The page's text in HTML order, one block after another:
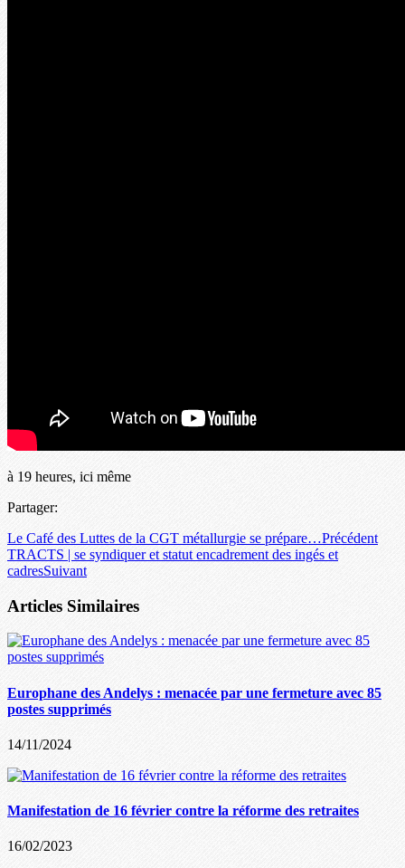
à 19 heures, ici même
Partager:
Le Café des Luttes de la CGT métallurgie se prépare…Précédent
TRACTS | se syndiquer et statut encadrement des ingés et
cadresSuivant
Articles Similaires
Europhane des Andelys : menacée par une fermeture avec 85
postes supprimés
14/11/2024
Manifestation de 16 février contre la réforme des retraites
16/02/2023